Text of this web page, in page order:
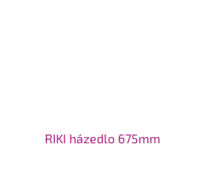
RIKI házedlo 675mm